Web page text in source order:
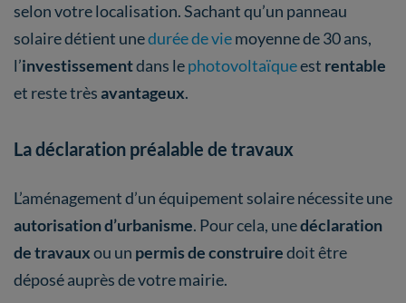
selon votre localisation. Sachant qu’un panneau
solaire détient unedurée de viemoyenne de 30 ans,
l’investissementdans lephotovoltaïqueest rentable
et reste trèsavantageux.
La déclaration préalable de travaux
L’aménagement d’un équipement solaire nécessite une
autorisation d’urbanisme. Pour cela, unedéclaration
de travauxou un permis de construiredoit être
déposé auprès de votre mairie.